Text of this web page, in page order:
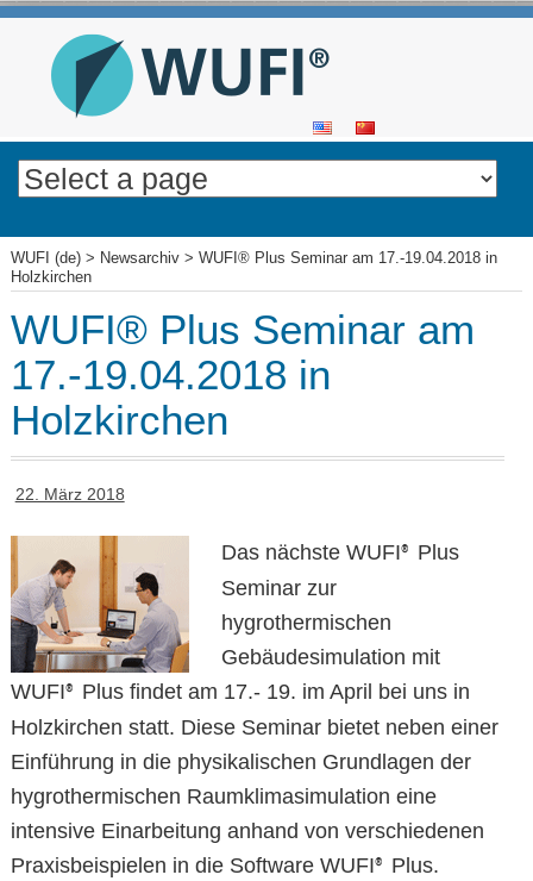
SKIP
TO
CONTENT
WUFI (de)> Newsarchiv> WUFI® Plus Seminar am 17.-19.04.2018 in
Holzkirchen
WUFI® Plus Seminar am
17.-19.04.2018 in
Holzkirchen
22. März 2018
Das nächste WUFI® Plus
Seminar zur
hygrothermischen
Gebäudesimulation mit
WUFI® Plus findet am 17.- 19. im April bei uns in
Holzkirchen statt. Diese Seminar bietet neben einer
Einführung in die physikalischen Grundlagen der
hygrothermischen Raumklimasimulation eine
intensive Einarbeitung anhand von verschiedenen
Praxisbeispielen in die Software WUFI® Plus.